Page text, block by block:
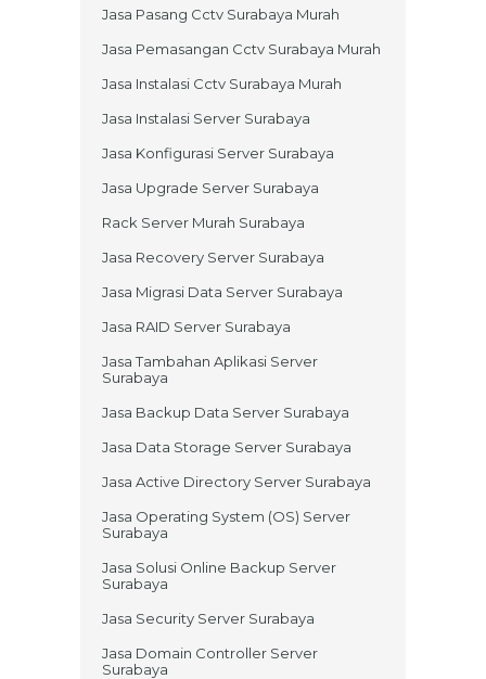
Jasa Pasang Cctv Surabaya Murah
Jasa Pemasangan Cctv Surabaya Murah
Jasa Instalasi Cctv Surabaya Murah
Jasa Instalasi Server Surabaya
Jasa Konfigurasi Server Surabaya
Jasa Upgrade Server Surabaya
Rack Server Murah Surabaya
Jasa Recovery Server Surabaya
Jasa Migrasi Data Server Surabaya
Jasa RAID Server Surabaya
Jasa Tambahan Aplikasi Server
Surabaya
Jasa Backup Data Server Surabaya
Jasa Data Storage Server Surabaya
Jasa Active Directory Server Surabaya
Jasa Operating System (OS) Server
Surabaya
Jasa Solusi Online Backup Server
Surabaya
Jasa Security Server Surabaya
Jasa Domain Controller Server
Surabaya